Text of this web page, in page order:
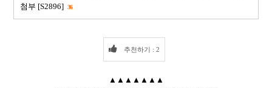
첨부 [S2896] 36
추천하기 : 2
▲▲▲▲▲▲▲